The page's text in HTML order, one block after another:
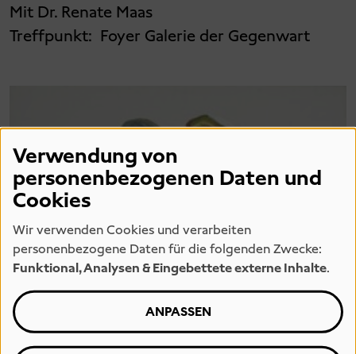
Mit Dr. Renate Maas
Treffpunkt: Foyer Galerie der Gegenwart
Verwendung von
personenbezogenen Daten und
Cookies
Wir verwenden Cookies und verarbeiten
personenbezogene Daten für die folgenden Zwecke:
Funktional, Analysen & Eingebettete externe Inhalte.
ANPASSEN